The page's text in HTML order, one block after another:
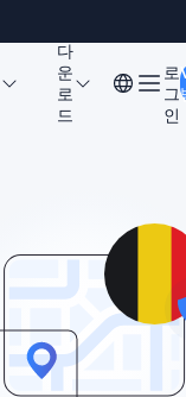
다
운
로
드
로
그
인